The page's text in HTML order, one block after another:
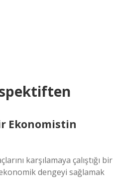
Ekonomistin
karşılamaya çalıştığı bir
dengeyi sağlamak